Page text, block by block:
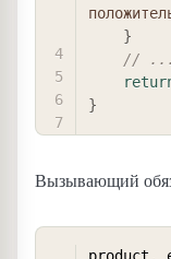
}
// ...
}
Вызывающий